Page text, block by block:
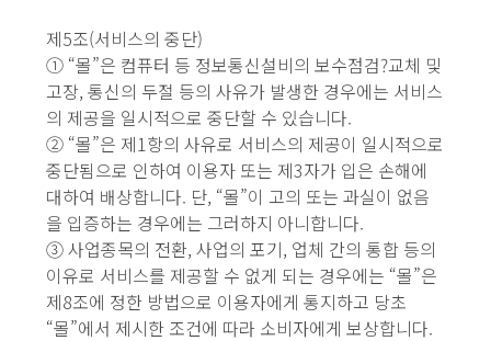
제5조(서비스의 중단)
① “몰”은 컴퓨터 등 정보통신설비의 보수점검?교체 및
고장, 통신의 두절 등의 사유가 발생한 경우에는 서비스
의 제공을 일시적으로 중단할 수 있습니다.
② “몰”은 제1항의 사유로 서비스의 제공이 일시적으로
중단됨으로 인하여 이용자 또는 제3자가 입은 손해에
대하여 배상합니다. 단, “몰”이 고의 또는 과실이 없음
을 입증하는 경우에는 그러하지 아니합니다.
③ 사업종목의 전환, 사업의 포기, 업체 간의 통합 등의
이유로 서비스를 제공할 수 없게 되는 경우에는 “몰”은
제8조에 정한 방법으로 이용자에게 통지하고 당초
“몰”에서 제시한 조건에 따라 소비자에게 보상합니다.